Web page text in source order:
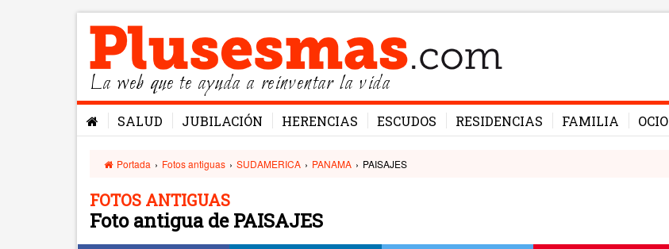
La web que te ayuda a reinventar la vida
SALUD JUBILACIÓN HERENCIAS ESCUDOS RESIDENCIAS FAMILIA OCIO
Portada › Fotos antiguas › SUDAMERICA › PANAMA › PAISAJES
FOTOS ANTIGUAS
Foto antigua de PAISAJES